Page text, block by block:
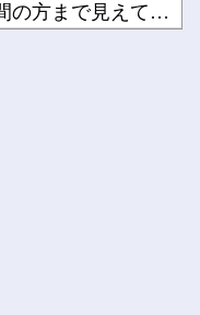
【画像】 ヘソ出しJKさん、股間の方まで見えてしまうｗｗｗｗ...